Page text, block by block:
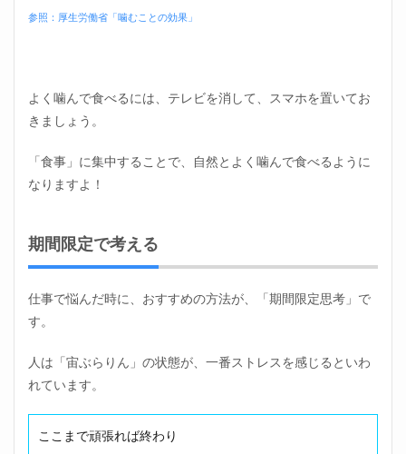
参照：厚生労働省「噛むことの効果」
よく噛んで食べるには、テレビを消して、スマホを置いてお
きましょう。
「食事」に集中することで、自然とよく噛んで食べるように
なりますよ！
期間限定で考える
仕事で悩んだ時に、おすすめの方法が、「期間限定思考」で
す。
人は「宙ぶらりん」の状態が、一番ストレスを感じるといわ
れています。
ここまで頑張れば終わり